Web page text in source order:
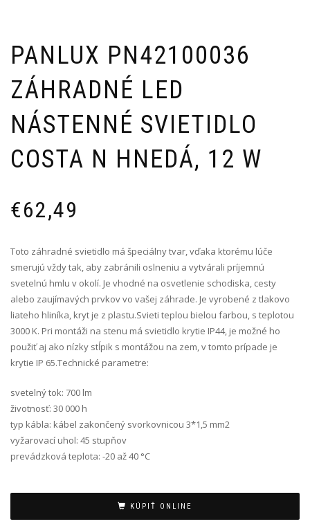
PANLUX PN42100036
ZÁHRADNÉ LED
NÁSTENNÉ SVIETIDLO
COSTA N HNEDÁ, 12 W
€62,49
Toto záhradné svietidlo má špeciálny tvar, vďaka ktorému lúče
smerujú vždy tak, aby zabránili oslneniu a vytvárali príjemnú
svetelnú hmlu v okolí. Je vhodné na osvetlenie schodiska, cesty
alebo zaujímavých prvkov vo vašej záhrade. Je vyrobené z tlakovo
liateho hliníka, kryt je z plastu.Svieti teplou bielou farbou, s teplotou
3000 K. Pri montáži na stenu má svietidlo krytie IP44, je možné ho
použiť aj ako nízky stĺpik s montážou na zem, v tomto prípade je
krytie IP 65.Technické parametre:
svetelný tok: 700 lm
životnosť: 30 000 h
typ kábla: kábel zakončený svorkovnicou 3*1,5 mm2
vyžarovací uhol: 45 stupňov
prevádzková teplota: -20 až 40 °C
KÚPIŤ ONLINE